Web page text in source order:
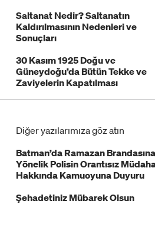
Saltanat Nedir? Saltanatın
Kaldırılmasının Nedenleri ve
Sonuçları
30 Kasım 1925 Doğu ve
Güneydoğu’da Bütün Tekke ve
Zaviyelerin Kapatılması
Diğer yazılarımıza göz atın
Batman’da Ramazan Brandasına
Yönelik Polisin Orantısız
Hakkında Kamuoyuna Duyuru
Şehadetiniz Mübarek Olsun